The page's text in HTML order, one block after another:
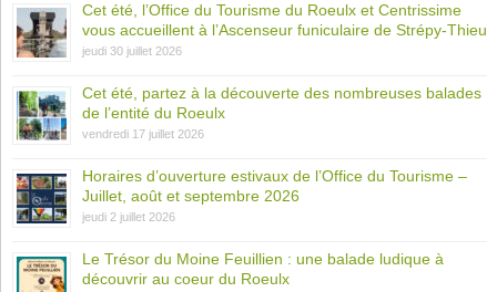
Cet été, l’Office du Tourisme du Roeulx et Centrissime
vous accueillent à l’Ascenseur funiculaire de Strépy-Thieu
jeudi 30 juillet 2026
Cet été, partez à la découverte des nombreuses balades
de l’entité du Roeulx
vendredi 17 juillet 2026
Horaires d’ouverture estivaux de l’Office du Tourisme –
Juillet, août et septembre 2026
jeudi 2 juillet 2026
Le Trésor du Moine Feuillien : une balade ludique à
découvrir au coeur du Roeulx